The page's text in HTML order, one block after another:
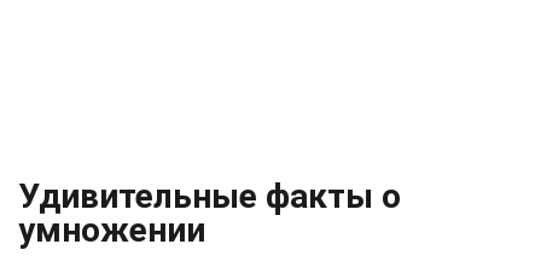
Удивительные факты о
умножении